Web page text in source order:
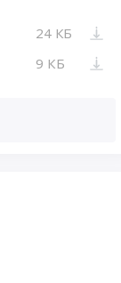
24 КБ
9 КБ